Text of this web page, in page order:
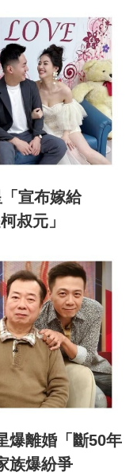
宣布嫁給
叔元」
爆離婚「斷50年
族爆紛爭